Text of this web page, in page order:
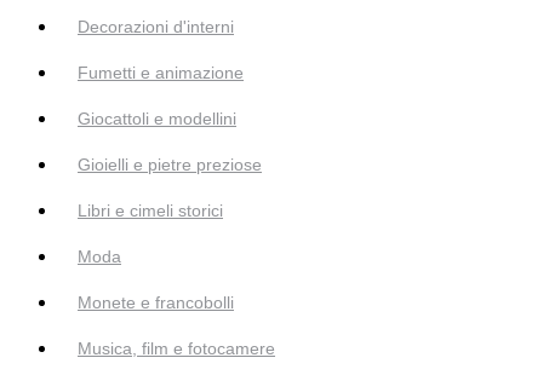
Decorazioni d'interni
Fumetti e animazione
Giocattoli e modellini
Gioielli e pietre preziose
Libri e cimeli storici
Moda
Monete e francobolli
Musica, film e fotocamere